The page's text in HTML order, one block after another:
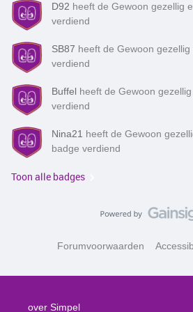
D92 heeft de Gewoon gezellig
verdiend
SB87 heeft de Gewoon
verdiend
Buffel heeft de Gewoon
verdiend
Nina21 heeft de Gewoon
badge verdiend
Toon alle badges
Forumvoorwaarden
over Simpel